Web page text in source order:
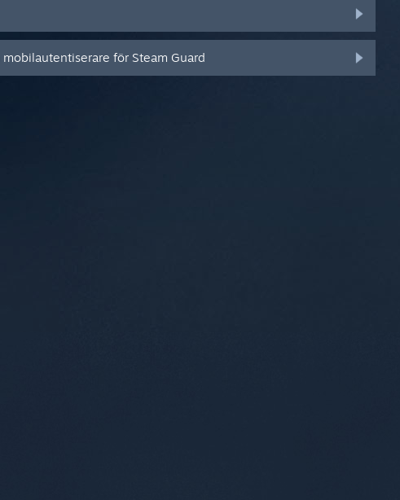
för Steam Guard